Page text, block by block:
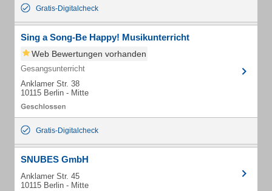
Gratis-Digitalcheck
Sing a Song-Be Happy! Musikunterricht
Web Bewertungen vorhanden
Gesangsunterricht
Anklamer Str. 38
10115 Berlin - Mitte
Gratis-Digitalcheck
SNUBES GmbH
Anklamer Str. 45
10115 Berlin - Mitte